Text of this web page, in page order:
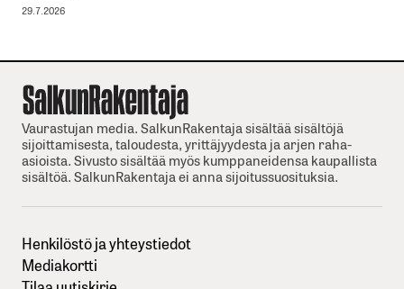
29.7.2026
Vaurastujan media. SalkunRakentaja sisältää sisältöjä
sijoittamisesta, taloudesta, yrittäjyydesta ja arjen raha-
asioista. Sivusto sisältää myös kumppaneidensa kaupallista
sisältöä. SalkunRakentaja ei anna sijoitussuosituksia.
Henkilöstö ja yhteystiedot
Mediakortti